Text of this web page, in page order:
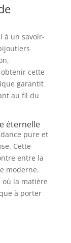
à un savoir-
cette
garantit
au fil du
éternelle
pure et
Cette
entre la
moderne.
où la matière
à porter